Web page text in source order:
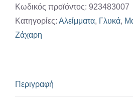
δάσους
χωρίς
ποσότητα
Κωδικός προϊόντος: 923483007
Κατηγορίες: Αλείμματα, Γλυκά,
Ζάχαρη
Περιγραφή